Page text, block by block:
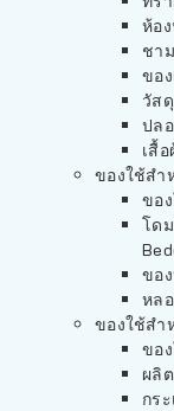
ห้อ
ชา
ขอ
วัส
ปล
เสื้
ของใช้สำ
ขอ
โด
ขอ
หล
ของใช้สำ
ขอ
ผลิ
กร